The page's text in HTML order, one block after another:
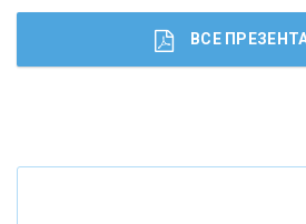
Что будет с наличными
ВСЕ